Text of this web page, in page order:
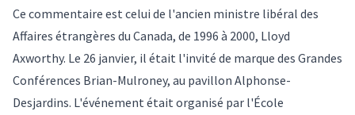
Ce commentaire est celui de l'ancien ministre libéral des
Affaires étrangères du Canada, de 1996 à 2000, Lloyd
Axworthy. Le 26 janvier, il était l'invité de marque des Grandes
Conférences Brian-Mulroney, au pavillon Alphonse-
Desjardins. L'événement était organisé par l'École